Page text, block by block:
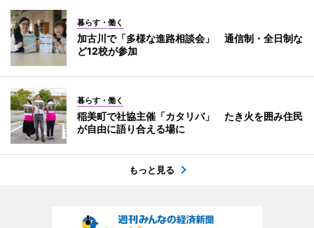
暮らす・働く
加古川で「多様な進路相談会」 通信制・全日制な
ど12校が参加
暮らす・働く
稲美町で社協主催「カタリバ」 たき火を囲み住民
が自由に語り合える場に
もっと見る